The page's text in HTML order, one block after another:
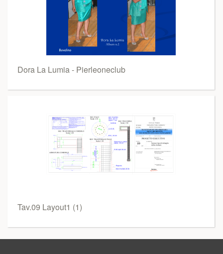
Dora La Lumia - Pierleoneclub
Tav.09 Layout1 (1)